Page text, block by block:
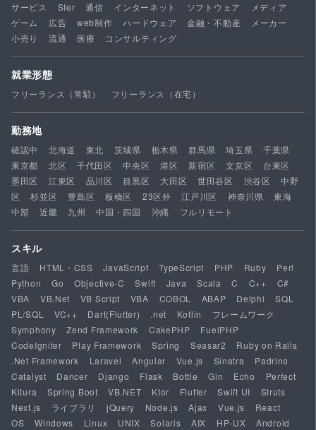
サービス SIer 通信 インターネット ソフトウェア
メディア
ゲーム
広告 web制作 ハードウェア 金融・不動産
メーカー
小売り
流通 医療 コンサルティング
就業形態
フリーランス（常駐） フリーランス（在宅）
勤務地
確認中 北海道 東北 茨城県 栃木県 群馬県 埼玉県
千葉県
東京都
北区 千代田区 中央区 港区 新宿区 文京区
台東区
墨田区
江東区 品川区 目黒区 大田区 世田谷区 渋谷区
中野
区
杉並区 豊島区 板橋区 23区外 江戸川区 神奈川県
東海
中部
近畿 九州 中国・四国 沖縄 フルリモート
スキル
言語 HTML・CSS JavaScript TypeScript PHP Ruby
Perl
Python
Go Objective-C Swift Java Scala C C++
C#
VBA
VB.Net VB Script VBA COBOL ABAP Delphi
SQL
PL/SQL
VC++ Dart(Flutter) .net Kotlin
フレームワーク
Symphony
Zend Framework CakePHP
FuelPHP
CodeIgniter
Play Framework Spring Seasar2
Ruby on Rails
.Net Framework
Laravel Angular Vue.js Sinatra
Padrino
Catalyst
Dancer Django Flask Bottle Gin Echo
Perfect
Kitura
Spring Boot VB.NET Ktor Flutter Swift UI
Struts
Next.js
ライブラリ jQuery Node.js Ajax Vue.js
React
OS
Windows Linux UNIX Solaris AIX HP-UX
Android